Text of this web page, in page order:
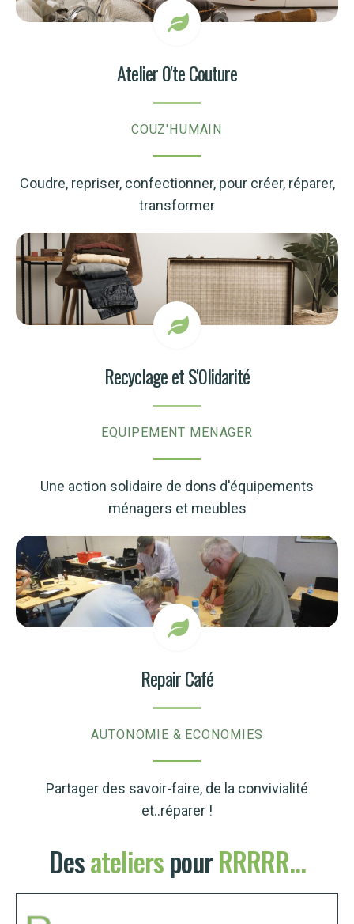
Atelier 0'te Couture
COUZ'HUMAIN
Coudre, repriser, confectionner, pour créer, réparer,
transformer
Recyclage et S'0lidarité
EQUIPEMENT MENAGER
Une action solidaire de dons d'équipements
ménagers et meubles
Repair Café
AUTONOMIE & ECONOMIES
Partager des savoir-faire, de la convivialité
et..réparer !
DesatelierspourRRRRR...